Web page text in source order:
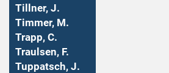
Tillner, J.
Timmer, M.
Trapp, C.
Traulsen, F.
Tuppatsch, J.